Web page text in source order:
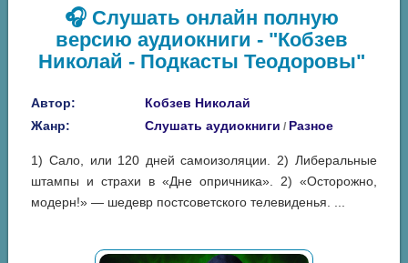
🎧 Слушать онлайн полную
версию аудиокниги - "Кобзев
Николай - Подкасты Теодоровы"
Автор:
Кобзев Николай
Жанр:
Слушать аудиокниги / Разное
1) Сало, или 120 дней самоизоляции. 2) Либеральные
штампы и страхи в «Дне опричника». 2) «Осторожно,
модерн!» — шедевр постсоветского телевиденья. ...